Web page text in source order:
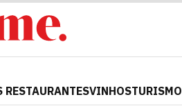
RESTAURANTESVINHOSTURISMO